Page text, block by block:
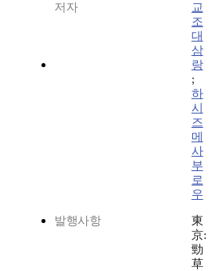
저자
교
조
대
삼
랑
;
하
시
즈
메
사
부
로
우
발행사항
東
京:
勁
草